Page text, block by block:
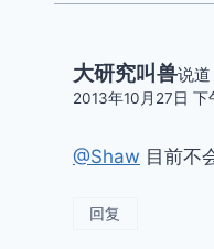
大研究叫兽说道
2013年10月27日 下
@Shaw 目前不
回复